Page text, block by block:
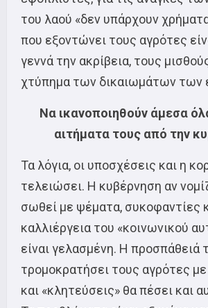
του λαού «δεν υπάρχουν
που εξοντώνει τους αγρότες
γεννά την ακρίβεια, τους
χτύπημα των δικαιωμάτων των
Να ικανοποιηθούν άμεσα
αιτήματα τους από την
Τα λόγια, οι υποσχέσεις και η
τελειώσει. Η κυβέρνηση αν
σωθεί με ψέματα, συκοφαντίες
καλλιέργεια του «κοινωνικού
είναι γελασμένη. Η προσπάθειά
τρομοκρατήσει τους αγρότες με
και «κλητεύσεις» θα πέσει και